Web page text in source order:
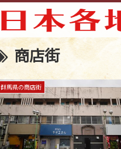
商店街
群馬県の商店街